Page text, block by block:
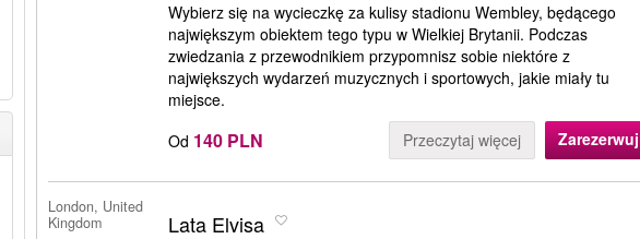
Wybierz się na wycieczkę za kulisy stadionu Wembley, będącego
największym obiektem tego typu w Wielkiej Brytanii. Podczas
zwiedzania z przewodnikiem przypomnisz sobie niektóre z
największych wydarzeń muzycznych i sportowych, jakie miały tu
miejsce.
Od 140 PLN Przeczytaj więcej Zarezerwuj
London, United
Kingdom
Lata Elvisa